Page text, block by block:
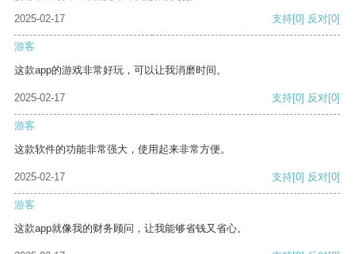
2025-02-17
支持[0] 反对[0]
游客
这款app的游戏非常好玩，可以让我消磨时间。
2025-02-17 支持[0] 反对[0]
游客
这款软件的功能非常强大，使用起来非常方便。
2025-02-17 支持[0] 反对[0]
游客
这款app就像我的财务顾问，让我能够省钱又省心。